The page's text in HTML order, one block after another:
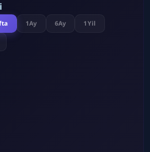
1Ay 6Ay 1Yil